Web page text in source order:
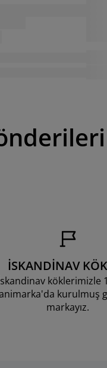
İSKANDİNAV
köklerimizle
kurulmuş
markayız.